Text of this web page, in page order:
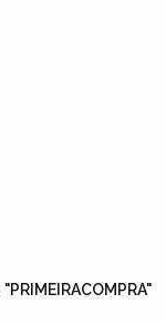
"PRIMEIRACOMPRA"